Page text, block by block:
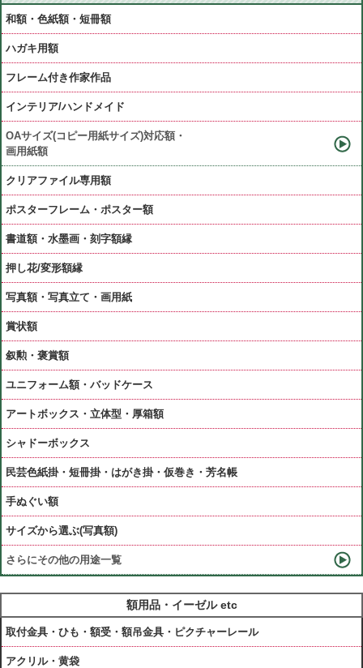
和額・色紙額・短冊額
ハガキ用額
フレーム付き作家作品
インテリア/ハンドメイド
OAサイズ(コピー用紙サイズ)対応額・
画用紙額
クリアファイル専用額
ポスターフレーム・ポスター額
書道額・水墨画・刻字額縁
押し花/変形額縁
写真額・写真立て・画用紙
賞状額
叙勲・褒賞額
ユニフォーム額・バッドケース
アートボックス・立体型・厚箱額
シャドーボックス
民芸色紙掛・短冊掛・はがき掛・仮巻き・芳名帳
手ぬぐい額
サイズから選ぶ(写真額)
さらにその他の用途一覧
額用品・イーゼル etc
取付金具・ひも・額受・額吊金具・ピクチャーレール
アクリル・黄袋